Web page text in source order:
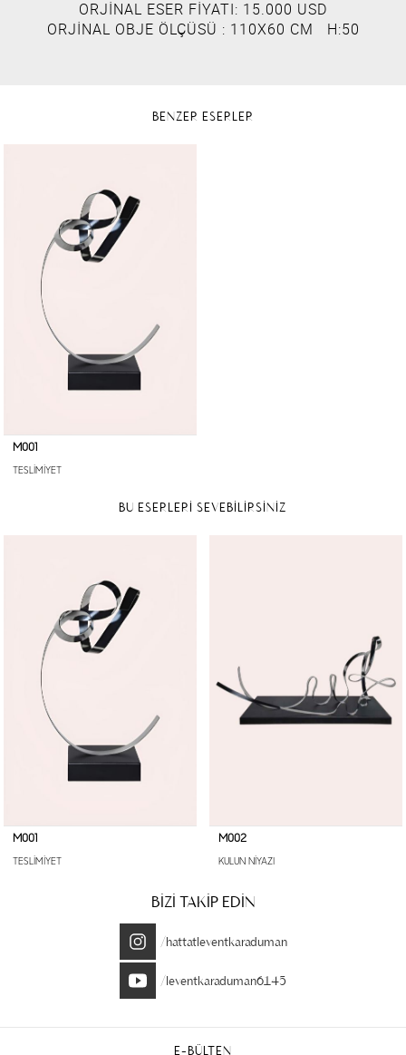
ORJİNAL ESER FİYATI: 15.000 USD
ORJİNAL OBJE ÖLÇÜSÜ : 110X60 CM H:50
BENZER ESERLER
M001
TESLİMİYET
BU ESERLERİ SEVEBİLİRSİNİZ
M001
TESLİMİYET
M002
KULUN NİYAZI
BİZİ TAKİP EDİN
/hattatleventkaraduman
/leventkaraduman6145
E-BÜLTEN